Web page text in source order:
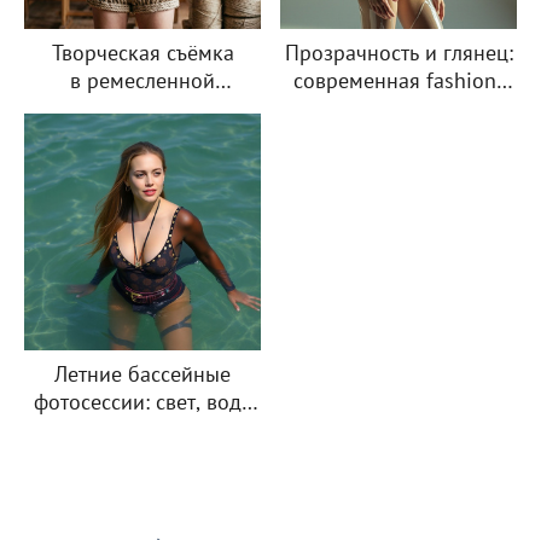
Творческая съёмка
в ремесленной
мастерской
Прозрачность и глянец:
современная fashion-
Летние бассейные
фотосессии: свет, вода